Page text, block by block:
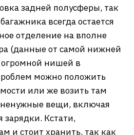
задней полусферы, так
всегда остается
отделение на вполне
(данные от самой нижней
огромной нишей в
можно положить
или же возить там
вещи, включая
Кстати,
и стоит хранить, так как